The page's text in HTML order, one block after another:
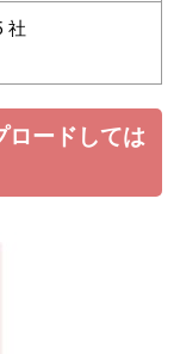
社
ロードしては